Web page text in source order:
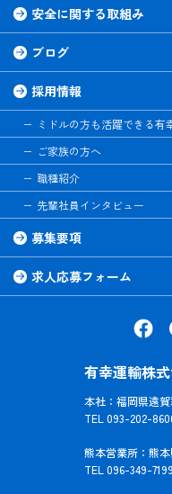
安全に関する取組み
ブログ
採用情報
ミドルの方も活躍できる有
ご家族の方へ
職種紹介
先輩社員インタビュー
募集要項
求人応募フォーム
有幸運輸株
本社：福岡県遠
TEL 093-202-
熊本営業所：熊
TEL 096-349-